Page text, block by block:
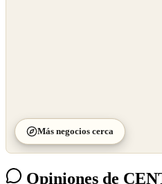
Más negocios cerca
Opiniones de